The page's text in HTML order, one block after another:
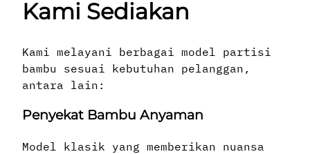
Kami Sediakan
Kami melayani berbagai model partisi
bambu sesuai kebutuhan pelanggan,
antara lain:
Penyekat Bambu Anyaman
Model klasik yang memberikan nuansa